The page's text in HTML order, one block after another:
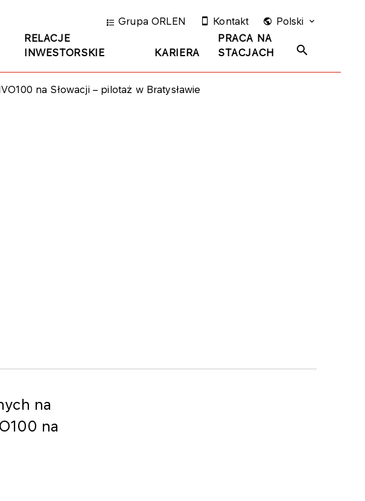
RELACJE
INWESTORSKIE
KARIERA
PRACA NA
STACJACH
Grupa ORLEN Kontakt Polski
na Słowacji – pilotaż w Bratysławie
na
na